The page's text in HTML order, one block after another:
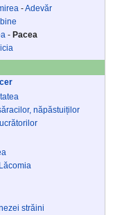
-Adevăr
- Pacea
năpăstuiților
Lăcomia
străini